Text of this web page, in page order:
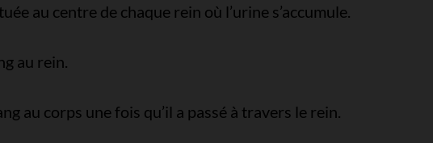
au centre de chaque rein où l’urine s’accumule.
au rein.
au corps une fois qu’il a passé à travers le rein.